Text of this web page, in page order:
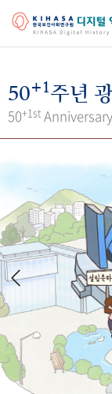
걸어온 길 기관
간행물 변천사
기록물 아카이브
사진 아카이브
50+1 주년 기념
성과 50선 숫자
세계와 함께 한
50+1주년
50+1st